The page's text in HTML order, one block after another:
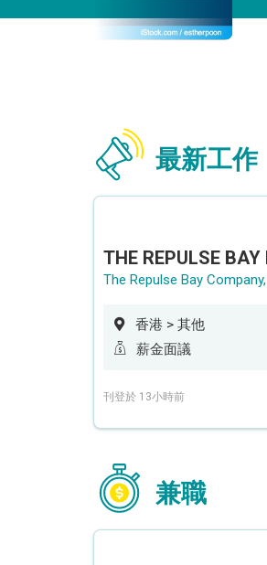
最新工作
香港 > 其他
薪金面議
刊登於 13小時前
兼職